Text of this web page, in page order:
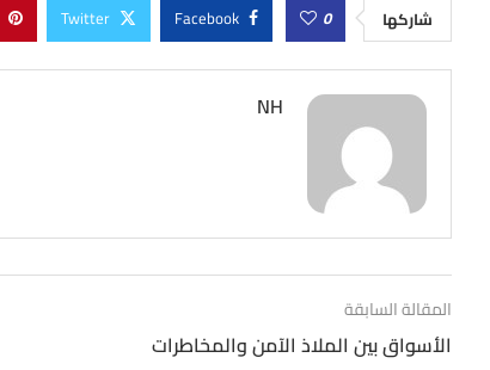
شاركها 0
Facebook
Twitter
NH
المقالة السابقة
الأسواق بين الملاذ الآمن والمخاطرات